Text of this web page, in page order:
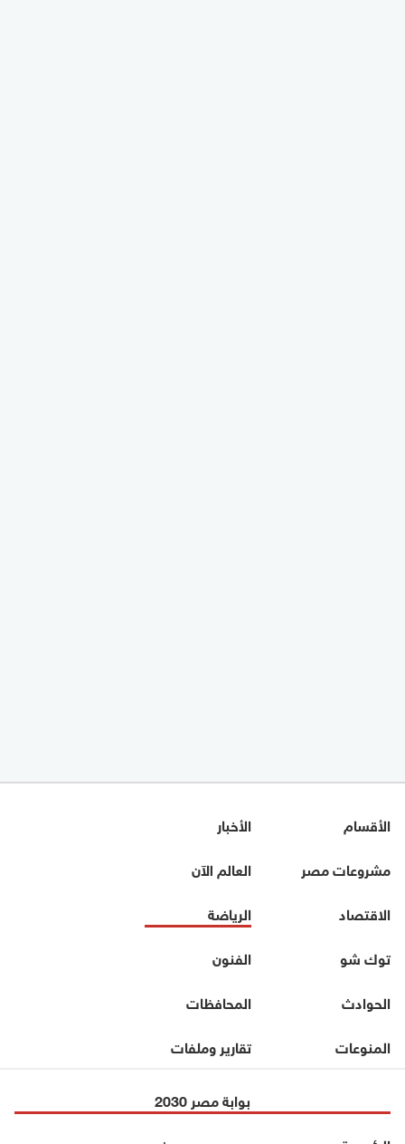
الأقسام
الأخبار
مشروعات مصر
العالم الآن
الاقتصاد
الرياضة
توك شو
الفنون
الحوادث
المحافظات
المنوعات
تقارير وملفات
بوابة مصر 2030